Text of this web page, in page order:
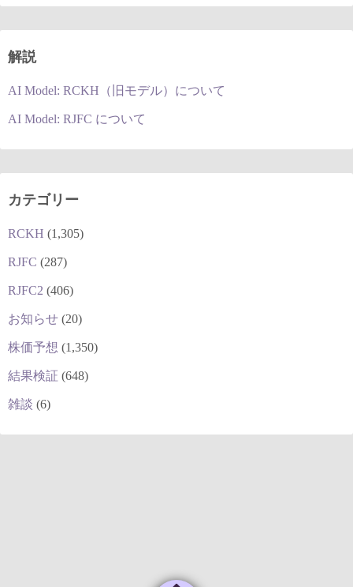
解説
AI Model: RCKH（旧モデル）について
AI Model: RJFC について
カテゴリー
RCKH (1,305)
RJFC (287)
RJFC2 (406)
お知らせ (20)
株価予想 (1,350)
結果検証 (648)
雑談 (6)